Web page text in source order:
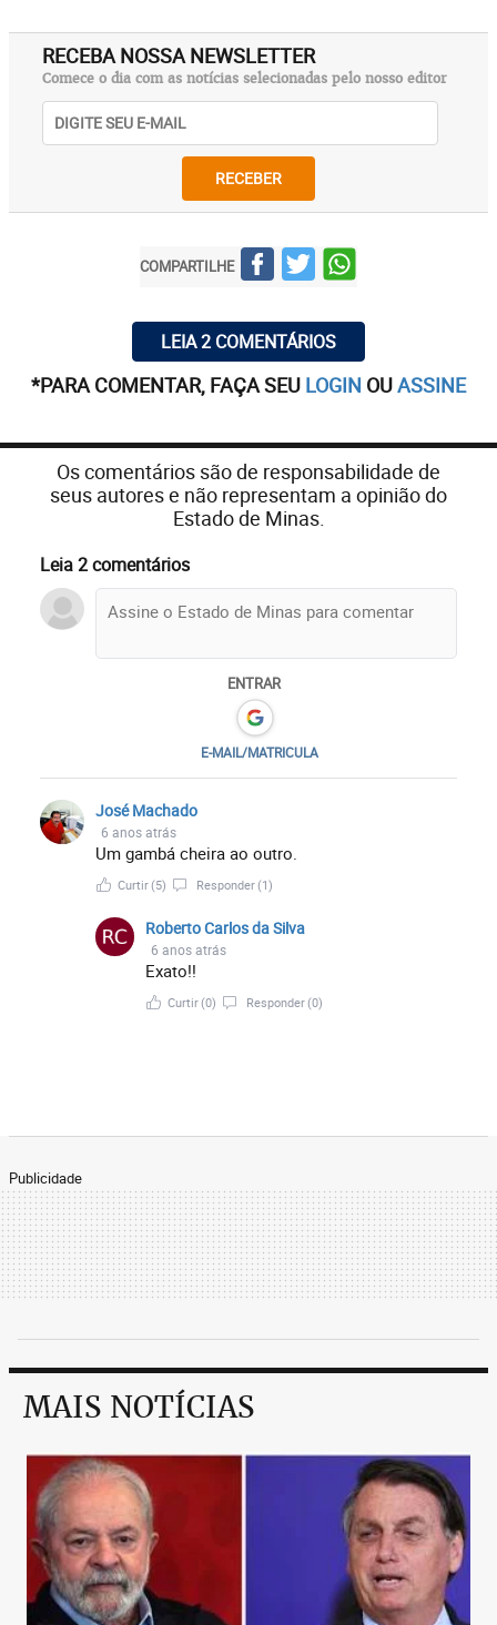
RECEBA NOSSA NEWSLETTER
Comece o dia com as notícias selecionadas pelo nosso editor
RECEBER
COMPARTILHE
LEIA 2 COMENTÁRIOS
*PARA COMENTAR, FAÇA SEU LOGIN OUASSINE
Os comentários são de responsabilidade de
seus autores e não representam a opinião do
Estado de Minas.
Leia 2 comentários
ENTRAR
E-MAIL/MATRICULA
José Machado
6 anos atrás
Um gambá cheira ao outro.
Curtir(5) Responder(1)
Roberto Carlos da Silva
6 anos atrás
Exato!!
Curtir(0) Responder(0)
Publicidade
MAIS NOTÍCIAS